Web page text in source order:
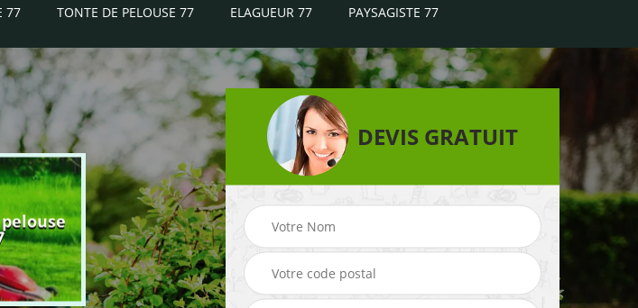
77 TONTE DE PELOUSE 77 ELAGUEUR 77 PAYSAGISTE 77
Elagueur 77 Paysagiste 77 Jardinier 77
DEVIS GRATUIT